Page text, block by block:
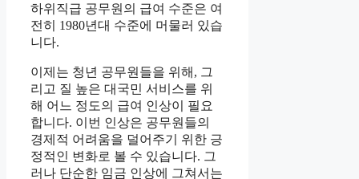
하위직급 공무원의 급여 수준은 여
전히 1980년대 수준에 머물러 있습
니다.
이제는 청년 공무원들을 위해, 그
리고 질 높은 대국민 서비스를 위
해 어느 정도의 급여 인상이 필요
합니다. 이번 인상은 공무원들의
경제적 어려움을 덜어주기 위한 긍
정적인 변화로 볼 수 있습니다. 그
러나 단순한 임금 인상에 그쳐서는